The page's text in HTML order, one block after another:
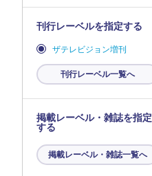
刊行レーベルを指定する
ザテレビジョン増刊
刊行レーベル一覧へ
掲載レーベル・雑誌を指定
する
掲載レーベル・雑誌一覧へ